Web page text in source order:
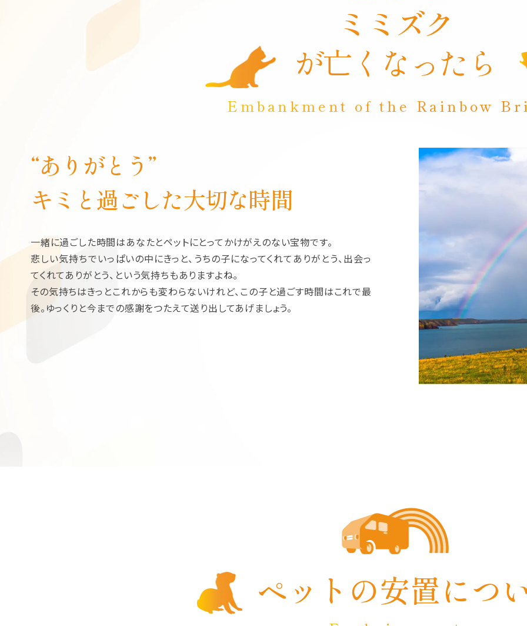
ミミズク
が亡くなったら
Embankment of the Rainbow
“ありがとう”
キミと過ごした大切な時間
一緒に過ごした時間はあなたとペットにとってかけがえのない宝物です。
悲しい気持ちでいっぱいの中にきっと、うちの子になってくれてありがとう、出会っ
てくれてありがとう、という気持ちもありますよね。
その気持ちはきっとこれからも変わらないけれど、この子と過ごす時間はこれで最
後。ゆっくりと今までの感謝をつたえて送り出してあげましょう。
ペットの安置につ